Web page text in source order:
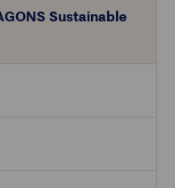
Sustainable